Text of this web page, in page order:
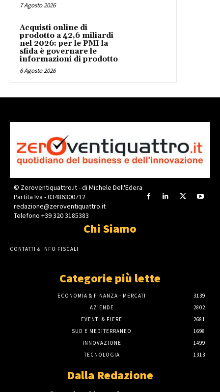
7 Agosto 2026
Acquisti online di
prodotto a 42,6 miliardi
nel 2026: per le PMI la
sfida è governare le
informazioni di prodotto
6 Agosto 2026
© Zeroventiquattro.it - di Michele Dell'Edera
Partita Iva - 03486300712
redazione@zeroventiquattro.it
Telefono +39 320 3185383
Chi Siamo
CONTATTI & INFO FISCALI
Categorie più lette
ECONOMIA & FINANZA - MERCATI
3139
AZIENDE
2802
EVENTI & FIERE
2681
SUD E MEDITERRANEO
1698
INNOVAZIONE
1499
TECNOLOGIA
1313
Dalla Redazione